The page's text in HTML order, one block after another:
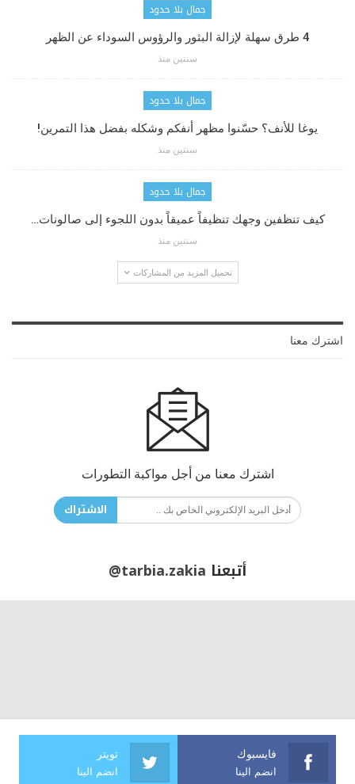
جمال بلا حدود
4 طرق سهلة لإزالة البثور والرؤوس السوداء عن الظهر
سنتين منذ
جمال بلا حدود
يوغا للأنف؟ حسّنوا مظهر أنفكم وشكله بفضل هذا التمرين!
سنتين منذ
جمال بلا حدود
كيف تنظفين وجهك تنظيفاً عميقاً بدون اللجوء إلى صالونات…
سنتين منذ
تحميل المزيد من المشاركات
اشترك معنا
اشترك معنا من أجل مواكبة التطورات
الاشتراك
أتبعنا @tarbia.zakia
فايسبوك
انضم الينا
تويتر
انضم الينا